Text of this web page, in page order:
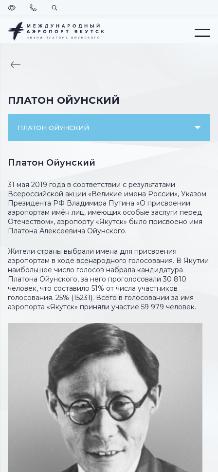
Меню
Версия
слабовидящих
ПозвонитьПоиск
ВЕРНУТЬСЯ
ПЛАТОН ОЙУНСКИЙ
ПЛАТОН ОЙУНСКИЙ
Платон Ойунский
31 мая 2019 года в соответствии с результатами
Всероссийской акции «Великие имена России», Указом
Президента РФ Владимира Путина «О присвоении
аэропортам имён лиц, имеющих особые заслуги перед
Отечеством», аэропорту «Якутск» было присвоено имя
Платона Алексеевича Ойунского.
Жители страны выбрали имена для присвоения
аэропортам в ходе всенародного голосования. В Якутии
наибольшее число голосов набрала кандидатура
Платона Ойунского, за него проголосовали 30 810
человек, что составило 51% от числа участников
голосования. 25% (15231). Всего в голосовании за имя
аэропорта «Якутск» приняли участие 59 979 человек.